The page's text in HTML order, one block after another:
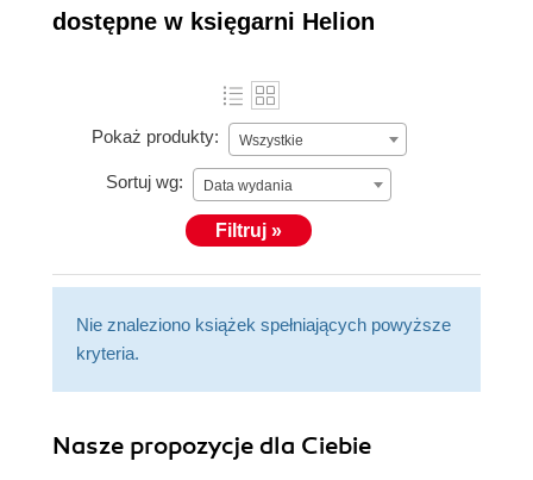
dostępne w księgarni Helion
Pokaż produkty: Wszystkie
Sortuj wg: Data wydania
Filtruj »
Nie znaleziono książek spełniających powyższe
kryteria.
Nasze propozycje dla Ciebie